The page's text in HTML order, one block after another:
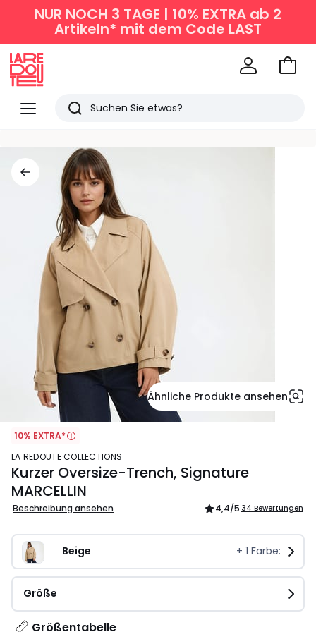
NUR NOCH 3 TAGE | 10% EXTRA ab 2
Artikeln* mit dem Code LAST
Menü
Redoute
Suchen
angesehen
Artikel
Zum
Ähnliche Produkte ansehen
10% EXTRA*
LA REDOUTE COLLECTIONS
Kurzer Oversize-Trench, Signature
MARCELLIN
Beschreibung ansehen 4,4/5 34 Bewertungen
Beige + 1 Farbe:
Größe
Größentabelle